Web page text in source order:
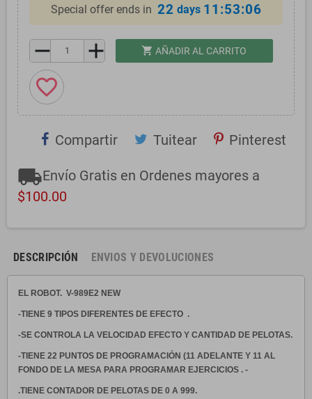
Special offer ends in 22 days 11:53:06
remove add shopping_cart AÑADIR AL CARRITO
favorite_border
Compartir Tuitear Pinterest
local_shippingEnvío Gratis en Ordenes mayores a
$100.00
DESCRIPCIÓN ENVIOS Y DEVOLUCIONES
EL ROBOT. V-989E2 NEW
-TIENE 9 TIPOS DIFERENTES DE EFECTO .
-SE CONTROLA LA VELOCIDAD EFECTO Y CANTIDAD DE PELOTAS.
-TIENE 22 PUNTOS DE PROGRAMACIÓN (11 ADELANTE Y 11 AL
FONDO DE LA MESA PARA PROGRAMAR EJERCICIOS . -
.TlENE CONTADOR DE PELOTAS DE 0 A 999.